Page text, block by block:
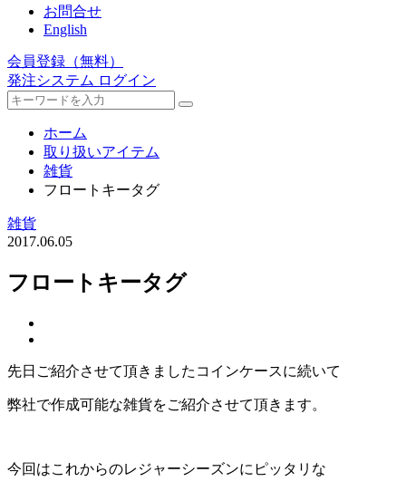
お問合せ
English
会員登録 （無料）
発注システム ログイン
ホーム
取り扱いアイテム
雑貨
フロートキータグ
雑貨
2017.06.05
フロートキータグ
先日ご紹介させて頂きましたコインケースに続いて
弊社で作成可能な雑貨をご紹介させて頂きます。
今回はこれからのレジャーシーズンにピッタリな